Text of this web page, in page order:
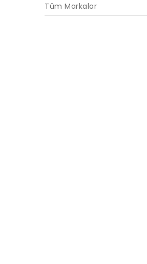
Tüm Markalar